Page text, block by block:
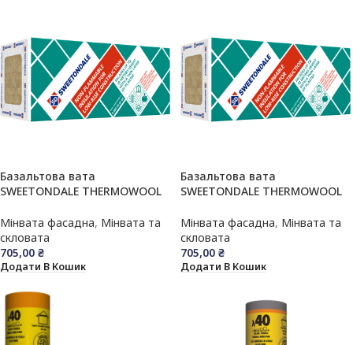
Базальтова вата
SWEETONDALE THERMOWOOL
Оптима), 1200х600х100мм
(1,44м.кв.)
Мінвата фасадна, Мінвата та
скловата
705,00 ₴
Додати В Кошик
Базальтова вата
SWEETONDALE THERMOWOOL
Оптима), 1200х600х50мм
(2,88м.кв.)
Мінвата фасадна, Мінвата та
скловата
705,00 ₴
Додати В Кошик